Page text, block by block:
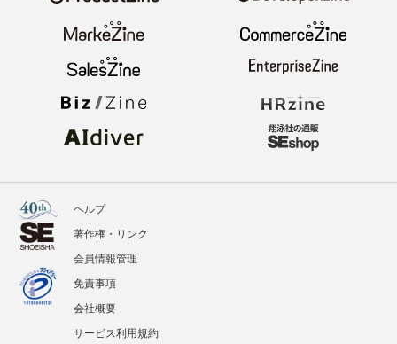
ヘルプ
著作権・リンク
会員情報管理
免責事項
会社概要
サービス利用規約